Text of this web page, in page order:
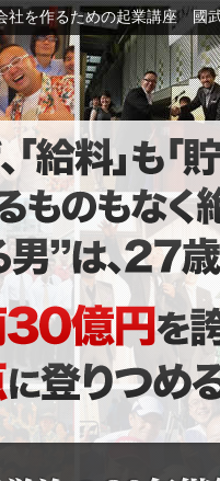
社を作るための起業講座 國